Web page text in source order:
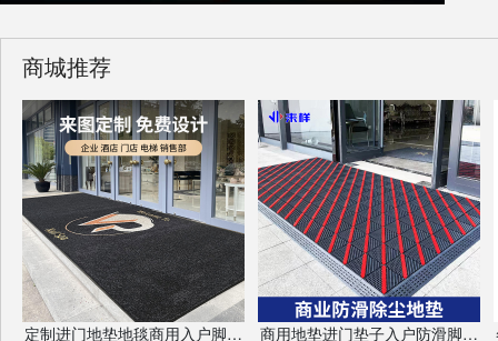
商城推荐
定制进门地垫地毯商用入户脚垫PP吸水门垫防滑垫厂家耐磨免费设计LOGO 商用地垫进门垫子入户防滑脚垫酒店除尘门垫定制logo异形门垫高端防滑除尘地毯